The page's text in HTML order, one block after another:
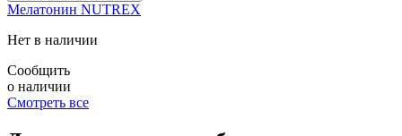
Мелатонин NUTREX
Нет в наличии
Сообщить
о наличии
Смотреть все